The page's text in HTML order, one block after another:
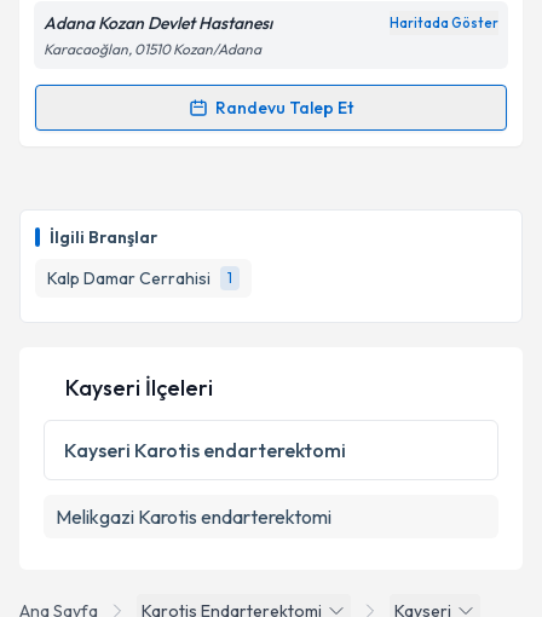
İlgili Branşlar
Kalp Damar Cerrahisi
1
kapsamda işlenmesini kabul ediyorum.
Takvim Talebini Gönder
Adana Kozan Devlet Hastanesı Haritada Göster
Karacaoğlan, 01510 Kozan/Adana
Randevu Talep Et
Randevu Takvimi Talebi
takvim hazırlandığında e-posta ile bilgilendireceğiz.
E-posta Adresiniz
Kişisel verilerimin işlenmesine ilişkinAydınlatma
Metni
'ni okudum ve kişisel verilerimin belirtilen
kapsamda işlenmesini kabul ediyorum.
Ana Sayfa Karotis Endarterektomi
Kayseri
Kayseri İlçeleri
Kayseri Karotis endarterektomi
Melikgazi Karotis endarterektomi